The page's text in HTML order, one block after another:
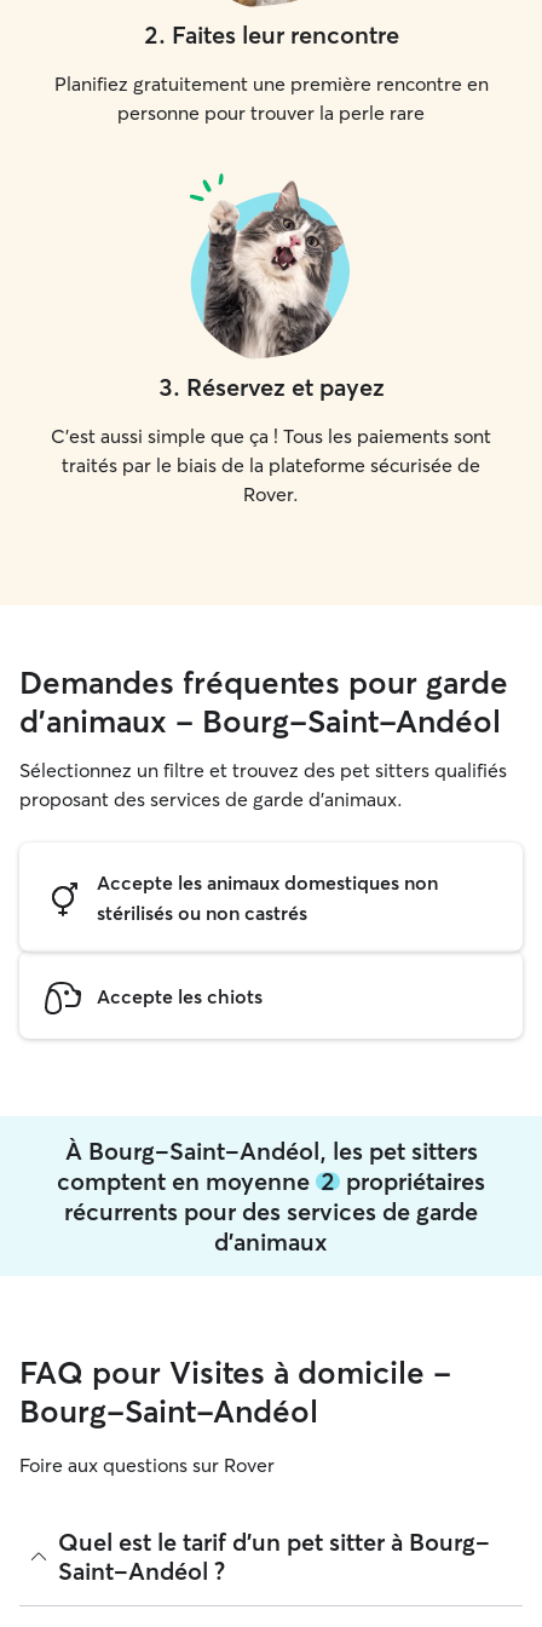
2. Faites leur rencontre
Planifiez gratuitement une première rencontre en
personne pour trouver la perle rare
3. Réservez et payez
C'est aussi simple que ça ! Tous les paiements sont
traités par le biais de la plateforme sécurisée de
Rover.
Demandes fréquentes pour garde
d'animaux - Bourg-Saint-Andéol
Sélectionnez un filtre et trouvez des pet sitters qualifiés
proposant des services de garde d'animaux.
Accepte les animaux domestiques non
stérilisés ou non castrés
Accepte les chiots
À Bourg-Saint-Andéol, les pet sitters
comptent en moyenne 2 propriétaires
récurrents pour des services de garde
d'animaux
FAQ pour Visites à domicile -
Bourg-Saint-Andéol
Foire aux questions sur Rover
Quel est le tarif d'un pet sitter à Bourg-
Saint-Andéol ?